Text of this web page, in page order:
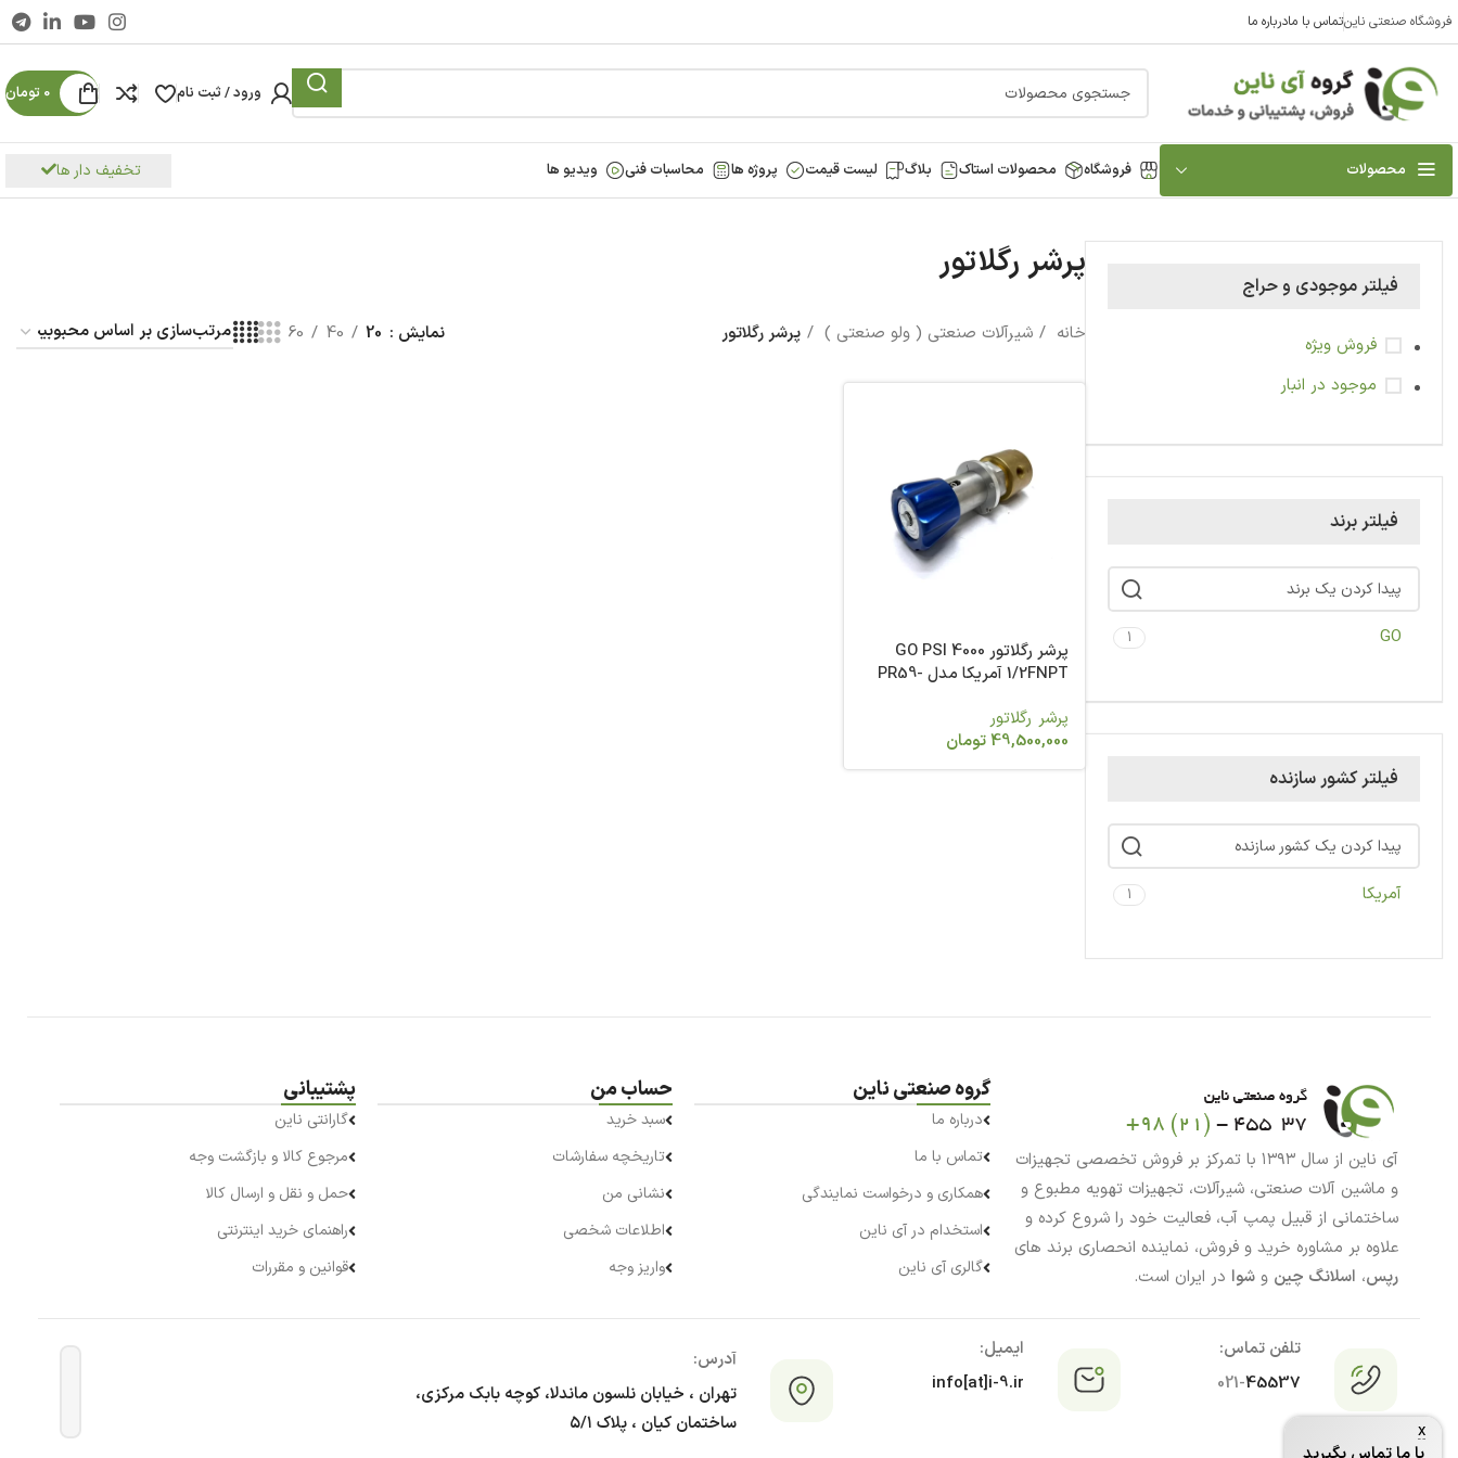
فروشگاه صنعتی ناینتماس با مادرباره ما
ورود / ثبت نام 0 تومان
محصولات فروشگاه محصولات استاک بلاگ لیست قیمت پروژه ها محاسبات فنی ویدیو ها تخفیف دار ها
فیلتر موجودی و حراج
فروش ویژه
موجود در انبار
فیلتر برند
GO
1
فیلتر کشور سازنده
آمریکا 1
پرشر رگلاتور
خانه شیرآلات صنعتی ( ولو صنعتی ) پرشر رگلاتور نمایش 20
40
60
پرشر رگلاتور GO PSI 4000
1/2FNPT آمريکا مدل PR59-
پرشر رگلاتور
49,500,000تومان
آی ناین از سال ۱۳۹۳ با تمرکز بر فروش تخصصی تجهیزات
و ماشین آلات صنعتی، شیرآلات، تجهیزات تهویه مطبوع و
ساختمانی از قبیل پمپ آب، فعالیت خود را شروع کرده و
علاوه بر مشاوره خرید و فروش، نماینده انحصاری برند های
رپس، اسلانگ چین و شوا در ایران است.
گروه صنعتی ناین
درباره ما
تماس با ما
همکاری و درخواست نمایندگی
استخدام در آی ناین
گالری آی ناین
حساب من
سبد خرید
تاریخچه سفارشات
نشانی من
اطلاعات شخصی
واریز وجه
پشتیبانی
گارانتی ناین
مرجوع کالا و بازگشت وجه
حمل و نقل و ارسال کالا
راهنمای خرید اینترنتی
قوانین و مقررات
تلفن تماس:
021-45537
ایمیل:
info[at]i-9.ir
آدرس:
تهران ، خیابان نلسون ماندلا، کوچه بابک مرکزی،
ساختمان کیان ، پلاک ۵/۱
x